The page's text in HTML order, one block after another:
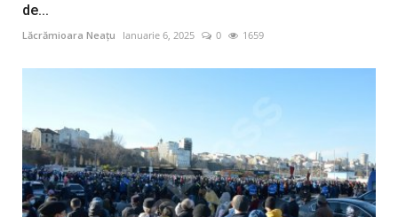
de...
Lăcrămioara Neațu Ianuarie 6, 2025 0 1659